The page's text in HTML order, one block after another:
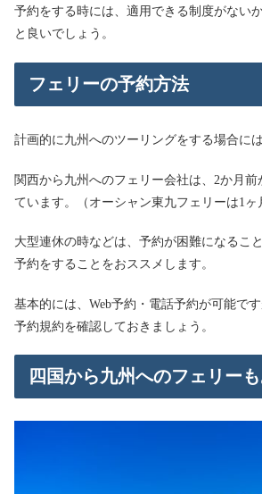
予約をする時には、適用できる制度がない
と良いでしょう。
フェリーの予約方法
計画的に九州へのツーリングをする場合に
関西から九州へのフェリー会社は、2か月前
ています。（オーシャン東九フェリーは1ヶ
大型連休の時などは、予約が困難になるこ
予約をすることをおススメします。
基本的には、Web予約・電話予約が可能で
予約規約を確認しておきましょう。
四国から九州へのフェリー